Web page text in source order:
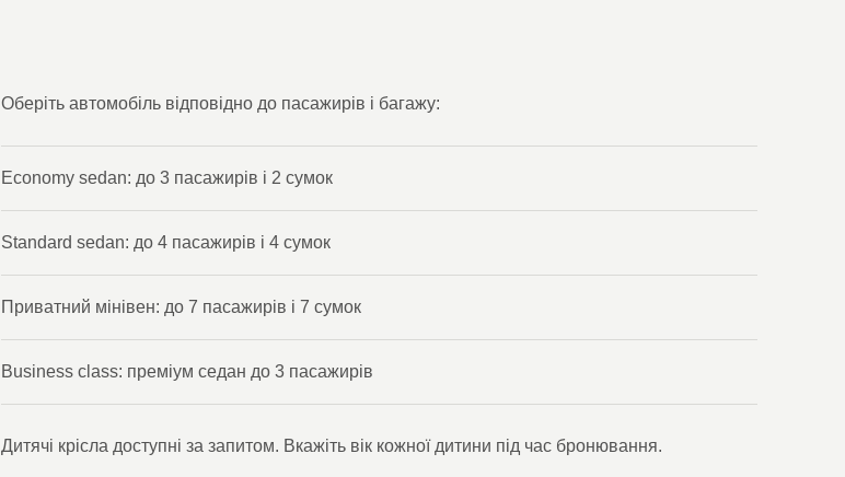
Оберіть автомобіль відповідно до пасажирів і багажу:
Economy sedan: до 3 пасажирів і 2 сумок
Standard sedan: до 4 пасажирів і 4 сумок
Приватний мінівен: до 7 пасажирів і 7 сумок
Business class: преміум седан до 3 пасажирів
Дитячі крісла доступні за запитом. Вкажіть вік кожної дитини під час бронювання.